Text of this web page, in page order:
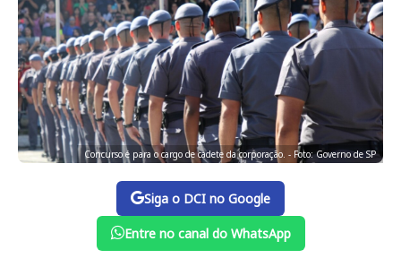
Concurso é para o cargo de cadete da corporação. - Foto: Governo de SP
Siga o DCI no Google
Entre no canal do WhatsApp